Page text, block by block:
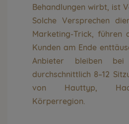
Behandlungen wirbt, ist
Solche Versprechen
Marketing-Trick, führen
Kunden am Ende
Anbieter bleiben
durchschnittlich 8–12
von Hauttyp,
Körperregion.